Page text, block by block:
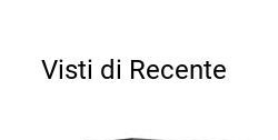
Visti di Recente